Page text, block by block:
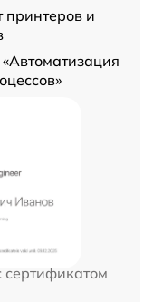
принтеров и
сертификатом